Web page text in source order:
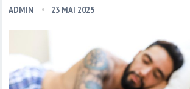
ADMIN 23 MAI 2025